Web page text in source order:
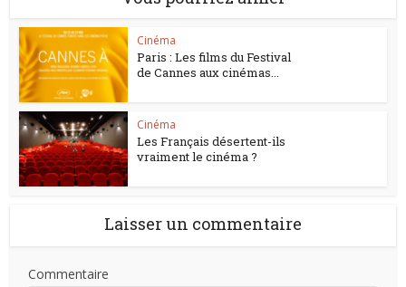
Cinéma
Paris : Les films du Festival
de Cannes aux cinémas...
Cinéma
Les Français désertent-ils
vraiment le cinéma ?
Laisser un commentaire
Commentaire